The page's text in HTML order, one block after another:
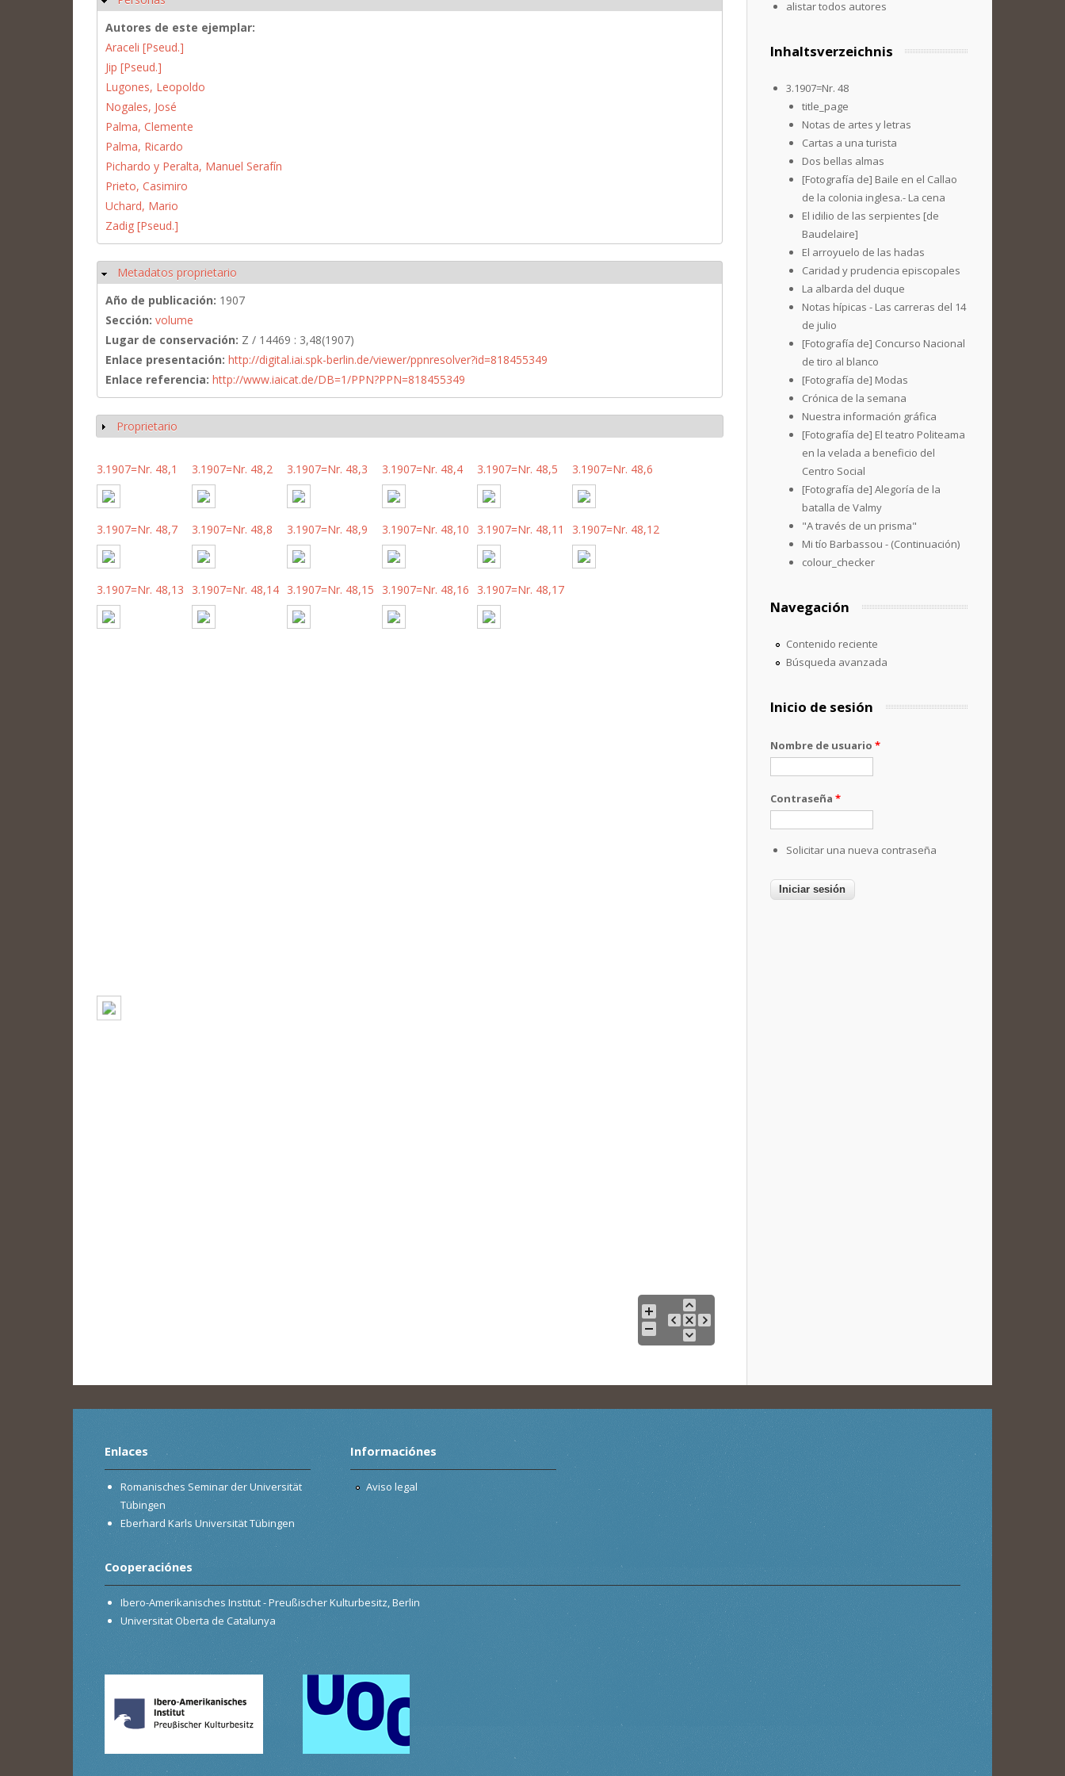
Autores de este ejemplar:
Araceli [Pseud.]
Jip [Pseud.]
Lugones, Leopoldo
Nogales, José
Palma, Clemente
Palma, Ricardo
Pichardo y Peralta, Manuel Serafín
Prieto, Casimiro
Uchard, Mario
Zadig [Pseud.]
Ocultar
Metadatos proprietario
Año de publicación: 1907
Sección: volume
Lugar de conservación: Z / 14469 : 3,48(1907)
Enlace presentación: http://digital.iai.spk-berlin.de/viewer/ppnresolver?id=818455349
Enlace referencia: http://www.iaicat.de/DB=1/PPN?PPN=818455349
Mostrar
Proprietario
3.1907=Nr. 48,1 3.1907=Nr. 48,2 3.1907=Nr. 48,3 3.1907=Nr. 48,4 3.1907=Nr. 48,5 3.1907=Nr. 48,6
3.1907=Nr. 48,7 3.1907=Nr. 48,8 3.1907=Nr. 48,9 3.1907=Nr. 48,10 3.1907=Nr. 48,11 3.1907=Nr. 48,12
3.1907=Nr. 48,13 3.1907=Nr. 48,14 3.1907=Nr. 48,15 3.1907=Nr. 48,16 3.1907=Nr. 48,17
alistar todos autores
Inhaltsverzeichnis
3.1907=Nr. 48
title_page
Notas de artes y letras
Cartas a una turista
Dos bellas almas
[Fotografía de] Baile en el Callao
de la colonia inglesa.- La cena
El idilio de las serpientes [de
Baudelaire]
El arroyuelo de las hadas
Caridad y prudencia episcopales
La albarda del duque
Notas hípicas - Las carreras del 14
de julio
[Fotografía de] Concurso Nacional
de tiro al blanco
[Fotografía de] Modas
Crónica de la semana
Nuestra información gráfica
[Fotografía de] El teatro Politeama
en la velada a beneficio del
Centro Social
[Fotografía de] Alegoría de la
batalla de Valmy
"A través de un prisma"
Mi tío Barbassou - (Continuación)
colour_checker
Navegación
Contenido reciente
Búsqueda avanzada
Inicio de sesión
Nombre de usuario *
Contraseña *
Solicitar una nueva contraseña
Enlaces
Romanisches Seminar der Universität
Tübingen
Eberhard Karls Universität Tübingen
Informaciónes
Aviso legal
Cooperaciónes
Ibero-Amerikanisches Institut - Preußischer Kulturbesitz, Berlin
Universitat Oberta de Catalunya